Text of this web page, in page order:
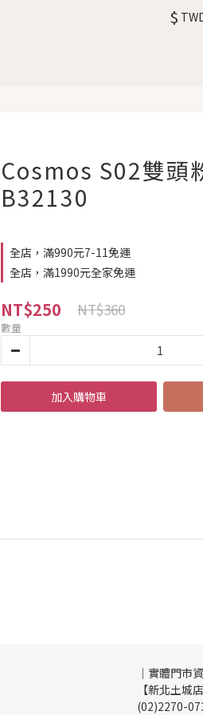
$
Cosmos S02雙頭
B32130
全店，滿990元7-11免運
全店，滿1990元全家免運
NT$250 NT$360
數量
加入購物車
｜實體門市
【新北土城
(02)2270-